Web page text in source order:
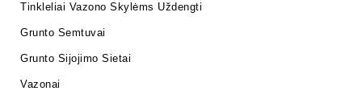
Tinkleliai Vazono Skylėms Uždengti
Grunto Semtuvai
Grunto Sijojimo Sietai
Vazonai